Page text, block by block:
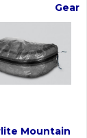
Gear
Mountain